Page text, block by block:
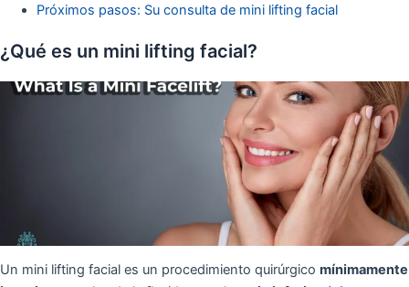
Próximos pasos: Su consulta de mini lifting facial
¿Qué es un mini lifting facial?
Un mini lifting facial es un procedimiento quirúrgico mínimamente